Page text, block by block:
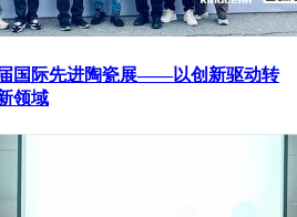
国际先进陶瓷展——以创新驱动转
领域